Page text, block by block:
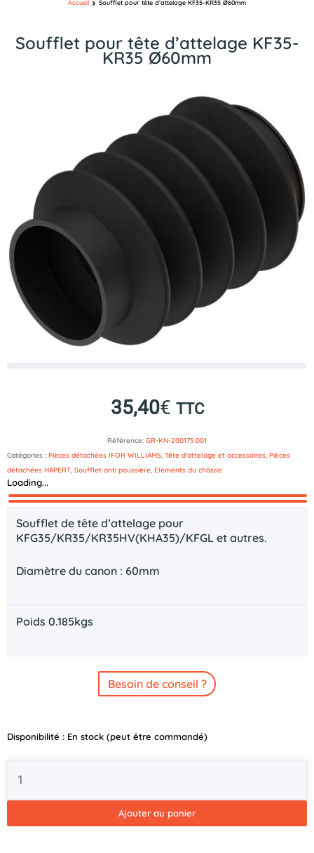
Soufflet pour tête d’attelage KF35-
KR35 Ø60mm
Accueil Soufflet pour tête d’attelage KF35-KR35 Ø60mm
35,40€ TTC
Référence: GR-KN-200175.001
Catégories : Pièces détachées IFOR WILLIAMS, Tête d’attelage et accessoires, Pièces
détachées HAPERT, Soufflet anti poussière, Eléments du châssis
Loading...
Description
Documents technique
Soufflet de tête d’attelage pour
KFG35/KR35/KR35HV(KHA35)/KFGL et autres.
Diamètre du canon : 60mm
Poids 0.185kgs
Besoin de conseil ?
Disponibilité : En stock (peut être commandé)
quantité
pour
KF35-
Ajouter au panier